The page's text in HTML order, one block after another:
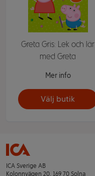
Greta Gris: Lek och lär
med Greta
Mer info
Välj butik
ICA Sverige AB
Kolonnvägen 20, 169 70 Solna